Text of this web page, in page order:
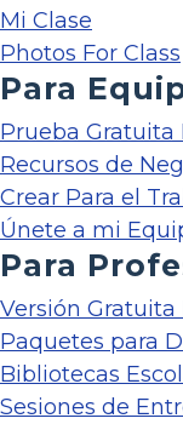
Mi Clase
Photos For Class
Para
Prueba Gratuita
Recursos de
Crear Para el
Únete a mi
Para
Versión Gratuita
Paquetes para
Bibliotecas
Sesiones de